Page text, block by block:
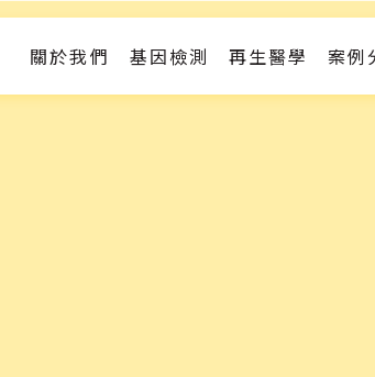
關於我們 基因檢測 再生醫學 案例